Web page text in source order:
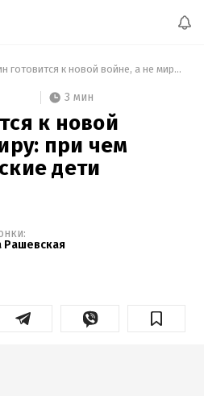
Путин готовится к новой войне, а не миру: при чем здесь украинские дети
3 мин
к новой
при чем
дети
Рашевская